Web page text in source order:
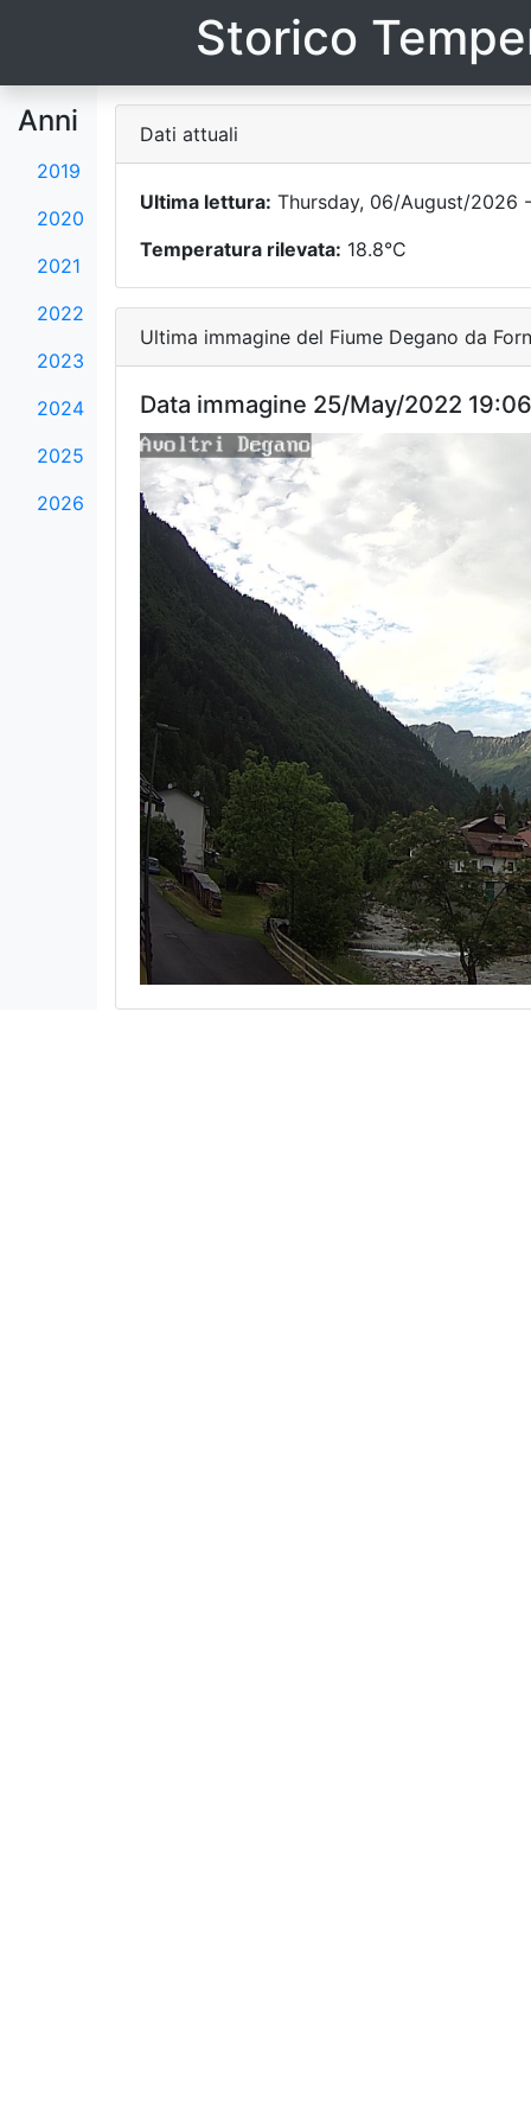
Storico
Anni
2019
2020
2021
2022
2023
2024
2025
2026
Dati attuali
Ultima lettura: Thursday, 06/August/2026
Temperatura rilevata: 18.8°C
Ultima immagine del Fiume Degano da
Data immagine 25/May/2022 19:06